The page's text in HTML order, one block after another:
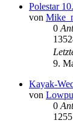
Polestar
von
0
9.
Kayak-
von
0